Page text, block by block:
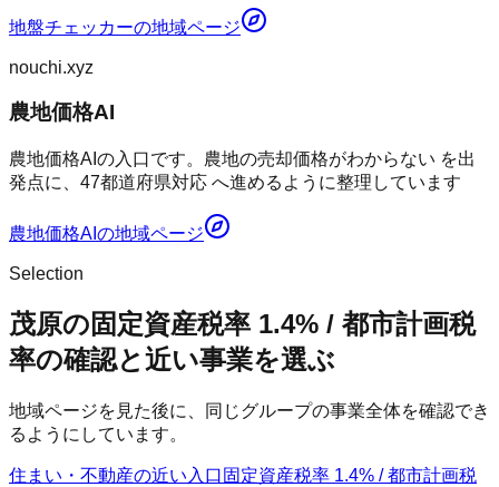
地盤チェッカーの地域ページ
nouchi.xyz
農地価格AI
農地価格AIの入口です。農地の売却価格がわからない を出
発点に、47都道府県対応 へ進めるように整理しています
農地価格AI の地域ページ
Selection
茂原の固定資産税率 1.4% / 都市計画税
率の確認と近い事業を選ぶ
地域ページを見た後に、同じグループの事業全体を確認でき
るようにしています。
住まい・不動産の近い入口 固定資産税率 1.4% / 都市計画税